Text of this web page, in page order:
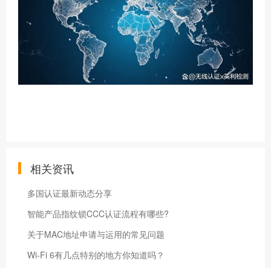
相关资讯
多国认证最新动态分享
智能产品指纹锁CCC认证流程有哪些?
关于MAC地址申请与运用的常见问题
Wi-Fi 6有几点特别的地方你知道吗？